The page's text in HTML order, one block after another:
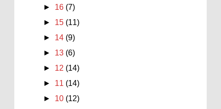
► 16 (7)
► 15 (11)
► 14 (9)
► 13 (6)
► 12 (14)
► 11 (14)
► 10 (12)